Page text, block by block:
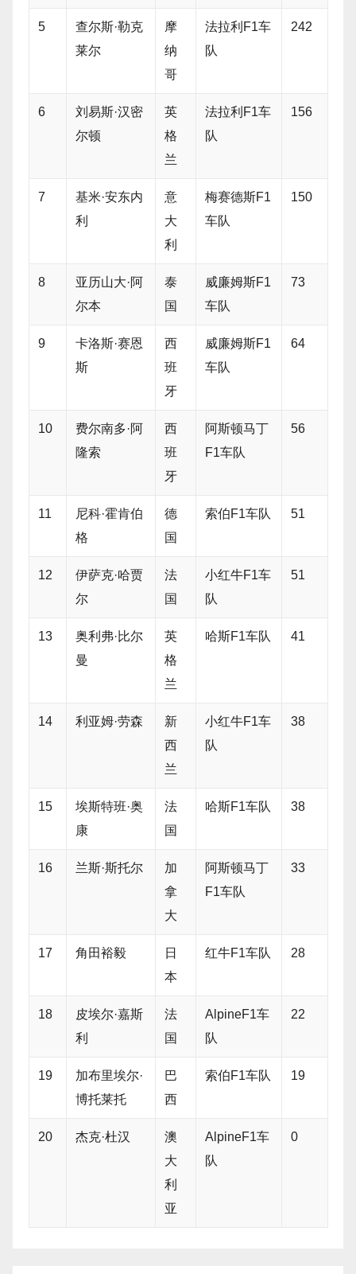
5
查尔斯·勒克
莱尔
摩
纳
哥
法拉利F1车
队
242
6
刘易斯·汉密
尔顿
英
格
兰
法拉利F1车
队
156
7
基米·安东内
利
意
大
利
梅赛德斯F1
车队
150
8
亚历山大·阿
尔本
泰
国
威廉姆斯F1
车队
73
9
卡洛斯·赛恩
斯
西
班
牙
威廉姆斯F1
车队
64
10
费尔南多·阿
隆索
西
班
牙
阿斯顿马丁
F1车队
56
11
尼科·霍肯伯
格
德
国
索伯F1车队 51
12
伊萨克·哈贾
尔
法
国
小红牛F1车
队
51
13
奥利弗·比尔
曼
英
格
兰
哈斯F1车队 41
14 利亚姆·劳森
新
西
兰
小红牛F1车
队
38
15
埃斯特班·奥
康
法
国
哈斯F1车队 38
16 兰斯·斯托尔
加
拿
大
阿斯顿马丁
F1车队
33
17 角田裕毅
日
本
红牛F1车队 28
18
皮埃尔·嘉斯
利
法
国
AlpineF1车
队
22
19
加布里埃尔·
博托莱托
巴
西
索伯F1车队 19
20 杰克·杜汉
澳
大
利
亚
AlpineF1车
队
0